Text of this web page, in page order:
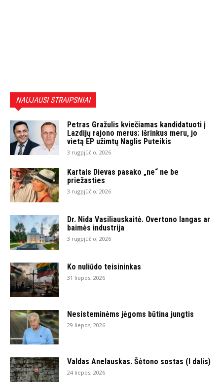
NAUJAUSI STRAIPSNIAI
Petras Gražulis kviečiamas kandidatuoti į
Lazdijų rajono merus: išrinkus meru, jo
vietą EP užimtų Naglis Puteikis
3 rugpjūčio, 2026
Kartais Dievas pasako „ne“ ne be
priežasties
3 rugpjūčio, 2026
Dr. Nida Vasiliauskaitė. Overtono langas ar
baimės industrija
3 rugpjūčio, 2026
Ko nuliūdo teisininkas
31 liepos, 2026
Nesisteminėms jėgoms būtina jungtis
29 liepos, 2026
Valdas Anelauskas. Šėtono sostas (I dalis)
24 liepos, 2026